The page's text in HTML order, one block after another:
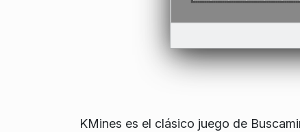
KMines es el clásico juego de